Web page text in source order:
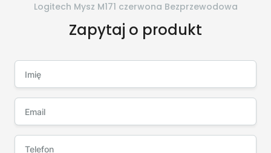
Logitech Mysz M171 czerwona Bezprzewodowa
Zapytaj o produkt